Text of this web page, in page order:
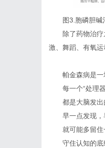
图3.胞磷胆
除了药物治
激、舞蹈、有氧运
帕金森病是一
每一个“处理
都是大脑发出
早一点发现，
就可能多留
守住认知的底